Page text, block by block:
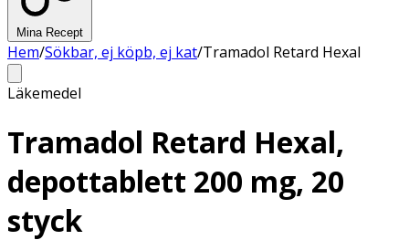
Mina Recept
Hem/Sökbar, ej köpb, ej kat/Tramadol Retard Hexal
Läkemedel
Tramadol Retard Hexal,
depottablett 200 mg, 20
styck